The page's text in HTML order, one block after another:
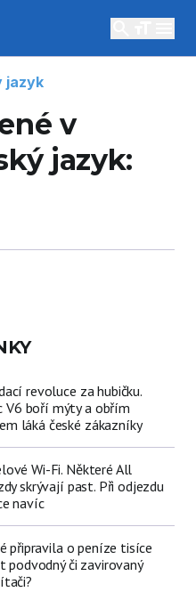
jazyk
v
jazyk:
revoluce za hubičku.
V6 boří mýty a obřím
láká české zákazníky
Wi-Fi. Některé All
skrývají past. Při odjezdu
navíc
připravila o peníze tisíce
podvodný či zavirovaný